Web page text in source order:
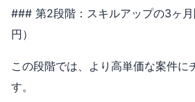
### 第2段階：スキルアップの3ヶ
円）
この段階では、より高単価な案件に
す。